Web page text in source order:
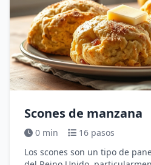
Scones de manzana
0 min
16 pasos
Los scones son un tipo de